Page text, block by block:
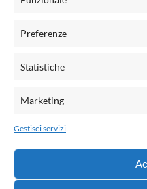
Preferenze
Statistiche
Marketing
Gestisci servizi
legge n° 62 del 7.03.2001.
email:
Grafica e